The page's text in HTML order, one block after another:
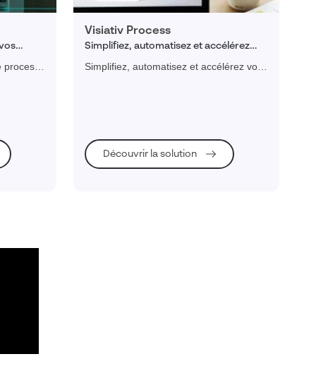
Visiativ Process
Simplifiez, automatisez et accélérez
vos workflows métiers
Simplifiez, automatisez et accélérez vos
Découvrir la solution